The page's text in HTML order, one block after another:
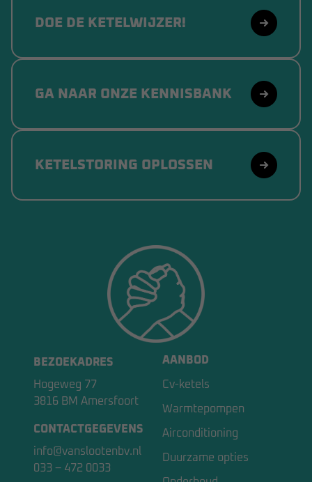
DOE DE KETELWIJZER!
GA NAAR ONZE KENNISBANK
KETELSTORING OPLOSSEN
BEZOEKADRES
Hogeweg 77
3816 BM Amersfoort
CONTACTGEGEVENS
info@vanslootenbv.nl
033 – 472 0033
AANBOD
Cv-ketels
Warmtepompen
Airconditioning
Duurzame opties